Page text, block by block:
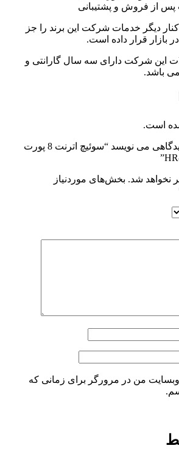
پس از فروش و پشتیبانی
کنار دیگر خدمات شرکت این برند را جز
بازار قرار داده است.
این شرکت دارای سه سال گارانتی و
باشد.
است.
اولین کسی باشید که دیدگاهی می نویسد “سوئیچ اترنت 8 پورت
نخواهد شد. بخش‌های موردنیاز
وبسایت من در مرورگر برای زمانی که